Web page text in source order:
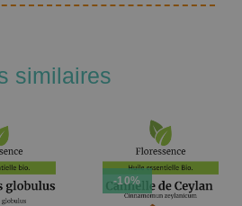
similaires
-10%